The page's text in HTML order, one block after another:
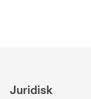
Juridisk